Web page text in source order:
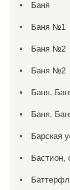
Баня
Баня №1
Баня №2
Баня №2
Баня,
Баня,
Барская
Бастион,